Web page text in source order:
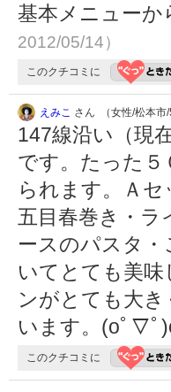
基本メニュー
2012/05/14）
このクチコミに
えみこ さん （女性/松本市/
147線沿い（現
です。たった
られます。Ａ
五目春巻き・
ースのパスタ
いてとても美
ンがとても大
います。(oﾟ▽ﾟ
このクチコミに